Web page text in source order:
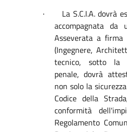
·
La S.C.I.A. dovrà
accompagnata da
Asseverata a
(Ingegnere,
tecnico, sotto la
penale, dovrà
non solo la
Codice della
conformità
Regolamento